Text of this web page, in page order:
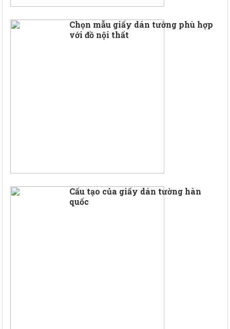
Chọn mẫu giấy dán tường phù hợp
với đồ nội thất
Cấu tạo của giấy dán tường hàn
quốc